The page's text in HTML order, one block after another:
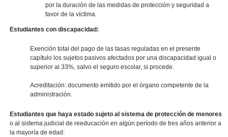
por la duración de las medidas de protección y seguridad a
favor de la víctima.
Estudiantes con discapacidad:
Exención total del pago de las tasas reguladas en el presente
capítulo los sujetos pasivos afectados por una discapacidad igual o
superior al 33%, salvo el seguro escolar, si procede.
Acreditación: documento emitido por el órgano competente de la
administración.
Estudiantes que haya estado sujeto al sistema de protección de menores
o al sistema judicial de reeducación en algún período de tres años anterior a
la mayoría de edad: